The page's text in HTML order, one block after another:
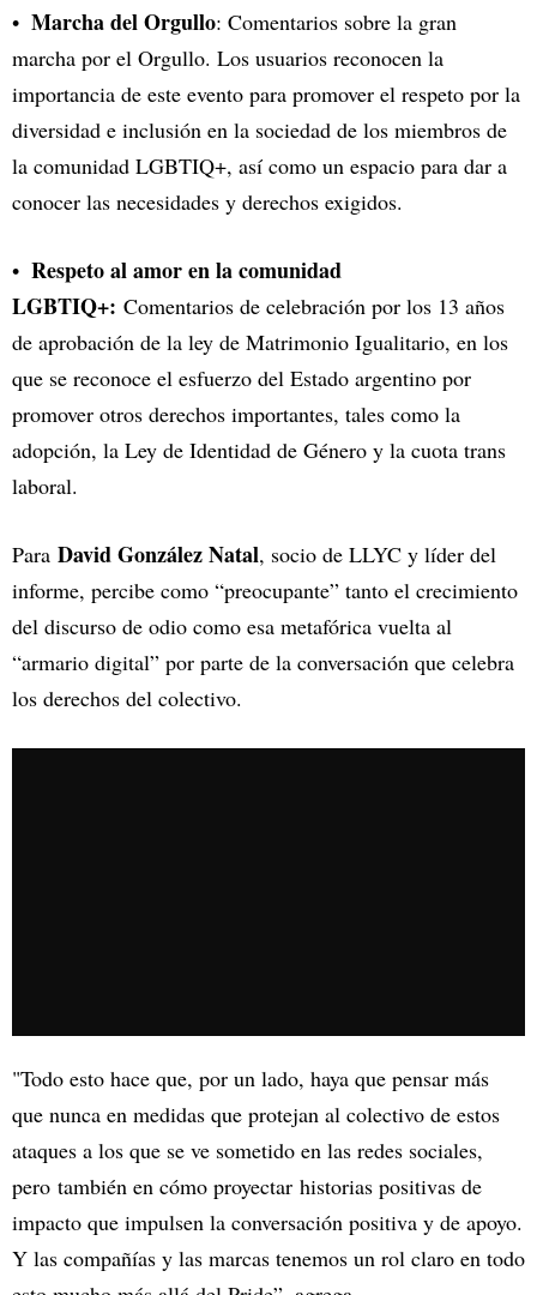
Marcha del Orgullo: Comentarios sobre la gran
marcha por el Orgullo. Los usuarios reconocen la
importancia de este evento para promover el respeto por la
diversidad e inclusión en la sociedad de los miembros de
la comunidad LGBTIQ+, así como un espacio para dar a
conocer las necesidades y derechos exigidos.
Respeto al amor en la comunidad
LGBTIQ+: Comentarios de celebración por los 13 años
de aprobación de la ley de Matrimonio Igualitario, en los
que se reconoce el esfuerzo del Estado argentino por
promover otros derechos importantes, tales como la
adopción, la Ley de Identidad de Género y la cuota trans
laboral.
Para David González Natal, socio de LLYC y líder del
informe, percibe como “preocupante” tanto el crecimiento
del discurso de odio como esa metafórica vuelta al
“armario digital” por parte de la conversación que celebra
los derechos del colectivo.
"Todo esto hace que, por un lado, haya que pensar más
que nunca en medidas que protejan al colectivo de estos
ataques a los que se ve sometido en las redes sociales,
pero también en cómo proyectar historias positivas de
impacto que impulsen la conversación positiva y de apoyo.
Y las compañías y las marcas tenemos un rol claro en todo